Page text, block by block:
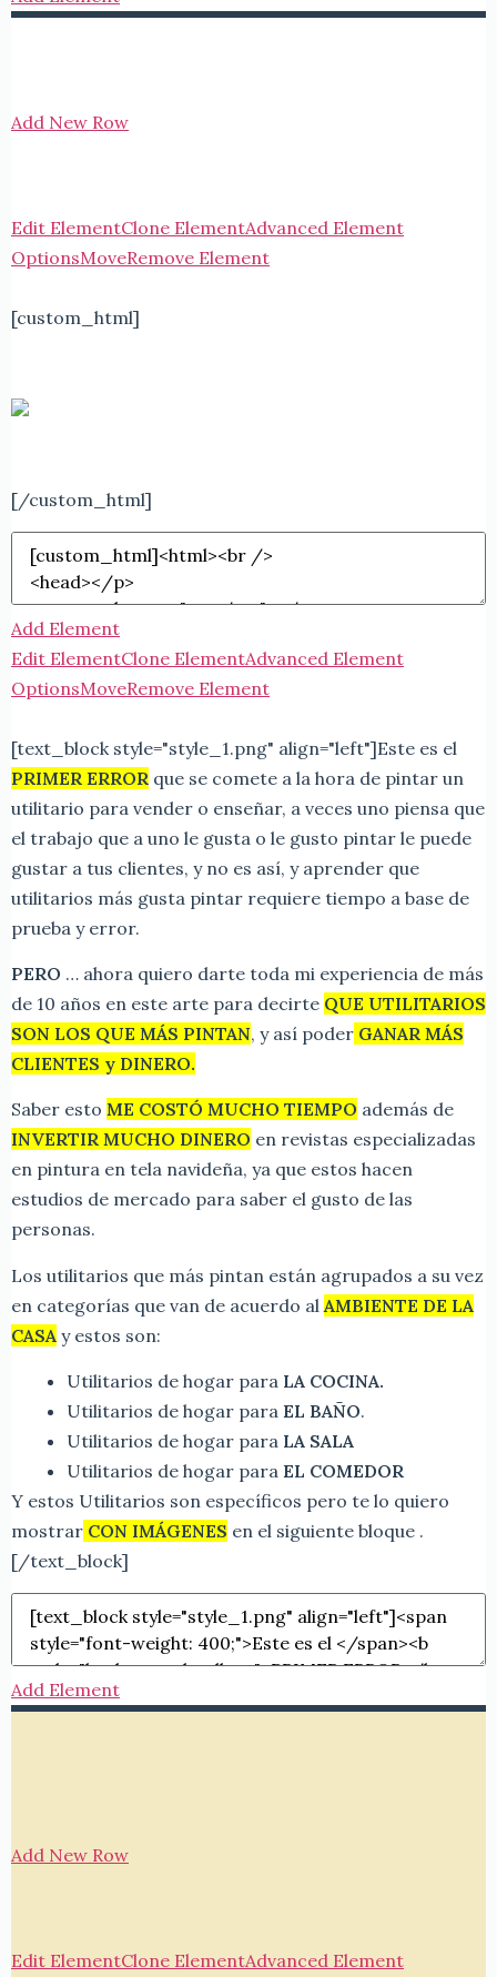
Add New Row
Edit ElementClone ElementAdvanced Element
OptionsMoveRemove Element
[custom_html]
[/custom_html]
Add Element
Edit ElementClone ElementAdvanced Element
OptionsMoveRemove Element
[text_block style="style_1.png" align="left"]Este es el
PRIMER ERROR que se comete a la hora de pintar un
utilitario para vender o enseñar, a veces uno piensa que
el trabajo que a uno le gusta o le gusto pintar le puede
gustar a tus clientes, y no es así, y aprender que
utilitarios más gusta pintar requiere tiempo a base de
prueba y error.
PERO … ahora quiero darte toda mi experiencia de más
de 10 años en este arte para decirte QUE UTILITARIOS
SON LOS QUE MÁS PINTAN, y así poder GANAR MÁS
CLIENTES y DINERO.
Saber esto ME COSTÓ MUCHO TIEMPO además de
INVERTIR MUCHO DINERO en revistas especializadas
en pintura en tela navideña, ya que estos hacen
estudios de mercado para saber el gusto de las
personas.
Los utilitarios que más pintan están agrupados a su vez
en categorías que van de acuerdo al AMBIENTE DE LA
CASA y estos son:
Utilitarios de hogar para LA COCINA.
Utilitarios de hogar para EL BAÑO.
Utilitarios de hogar para LA SALA
Utilitarios de hogar para EL COMEDOR
Y estos Utilitarios son específicos pero te lo quiero
mostrar CON IMÁGENES en el siguiente bloque .
[/text_block]
Add Element
Add New Row
Edit ElementClone ElementAdvanced Element